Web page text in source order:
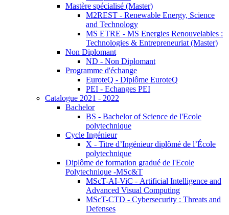
Mastère spécialisé (Master)
M2REST - Renewable Energy, Science
and Technology
MS ETRE - MS Energies Renouvelables :
Technologies & Entrepreneuriat (Master)
Non Diplomant
ND - Non Diplomant
Programme d'échange
EuroteQ - Diplôme EuroteQ
PEI - Echanges PEI
Catalogue 2021 - 2022
Bachelor
BS - Bachelor of Science de l'Ecole
polytechnique
Cycle Ingénieur
X - Titre d’Ingénieur diplômé de l’École
polytechnique
Diplôme de formation gradué de l'Ecole
Polytechnique -MSc&T
MScT-AI-ViC - Artificial Intelligence and
Advanced Visual Computing
MScT-CTD - Cybersecurity : Threats and
Defenses